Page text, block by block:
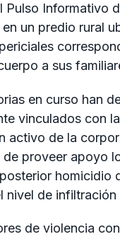
Pulso Informativo
en un predio rural
a sus
en curso han
vinculados con
activo de la
proveer apoyo
homicidio
nivel de
de violencia